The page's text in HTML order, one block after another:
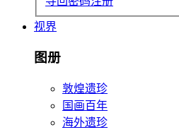
视界
图册
敦煌遗珍
国画百年
海外遗珍